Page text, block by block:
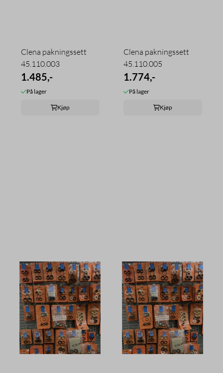
Clena pakningssett
45.110.003
1.485,-
På lager
Kjøp
Clena pakningssett
45.110.005
1.774,-
På lager
Kjøp